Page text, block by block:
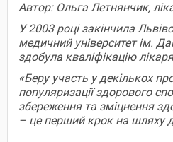
Автор: Ольга Летнянчик,
У 2003 році закінчила
медичний університет ім.
здобула кваліфікацію
«Беру участь у декількох
популяризації здорового
збереження та зміцнення
– це перший крок на шляху